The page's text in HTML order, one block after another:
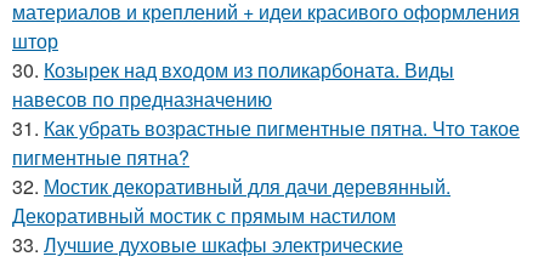
материалов и креплений + идеи красивого оформления
штор
30. Козырек над входом из поликарбоната. Виды
навесов по предназначению
31. Как убрать возрастные пигментные пятна. Что такое
пигментные пятна?
32. Мостик декоративный для дачи деревянный.
Декоративный мостик с прямым настилом
33. Лучшие духовые шкафы электрические